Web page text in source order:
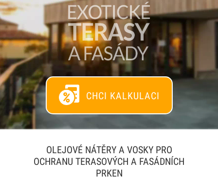
CHCI KALKULACI
OLEJOVÉ NÁTĚRY A VOSKY PRO
OCHRANU TERASOVÝCH A FASÁDNÍCH
PRKEN